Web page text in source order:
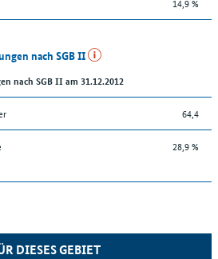
nach SGB II
nach SGB II am 31.12.2012
64,4
28,9 %
DIESES GEBIET